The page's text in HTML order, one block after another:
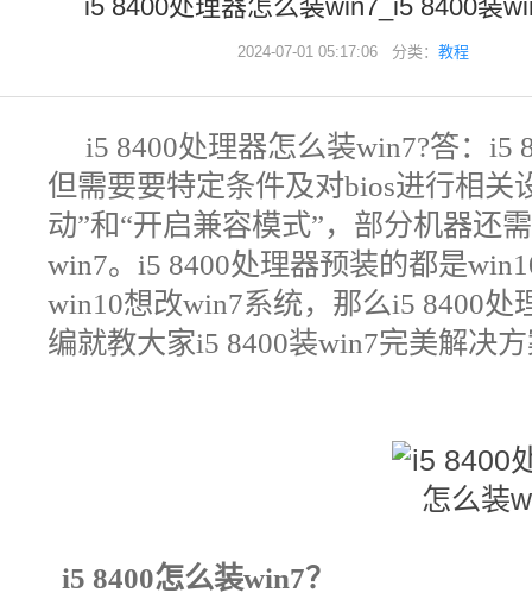
i5 8400处理器怎么装win7_i5 8400装
2024-07-01 05:17:06 分类： 教程
i5 8400处理器怎么装win7?答：i5
但需要要特定条件及对bios进行相关
动”和“开启兼容模式”，部分机器还
win7。i5 8400处理器预装的都是
win10想改win7系统，那么i5 8400
编就教大家i5 8400装win7完美解决
i5 8400怎么装win7？